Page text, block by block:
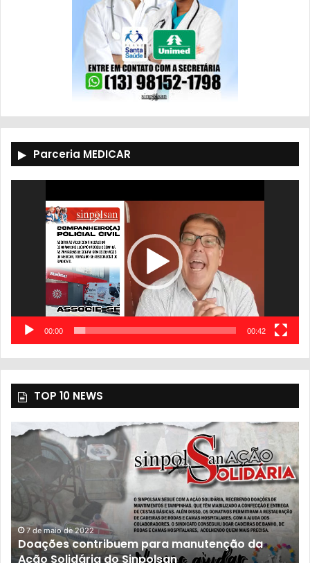
Parceria MEDICAR
00:00 00:42
TOP 10 NEWS
7 de maio de 2022
Doações contribuem para manutenção da
Ação Solidária do Sinpolsan